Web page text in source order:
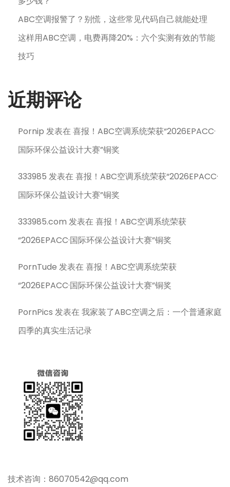
ABC空调报警了？别慌，这些常见代码自己就能处理
这样用ABC空调，电费再降20%：六个实测有效的节能
技巧
近期评论
Pornip 发表在喜报！ABC空调系统荣获“2026EPACC·
国际环保公益设计大赛”铜奖
333985 发表在喜报！ABC空调系统荣获“2026EPACC·
国际环保公益设计大赛”铜奖
333985.com 发表在喜报！ABC空调系统荣获
“2026EPACC·国际环保公益设计大赛”铜奖
PornTude 发表在喜报！ABC空调系统荣获
“2026EPACC·国际环保公益设计大赛”铜奖
PornPics 发表在我家装了ABC空调之后：一个普通家庭
四季的真实生活记录
技术咨询：86070542@qq.com